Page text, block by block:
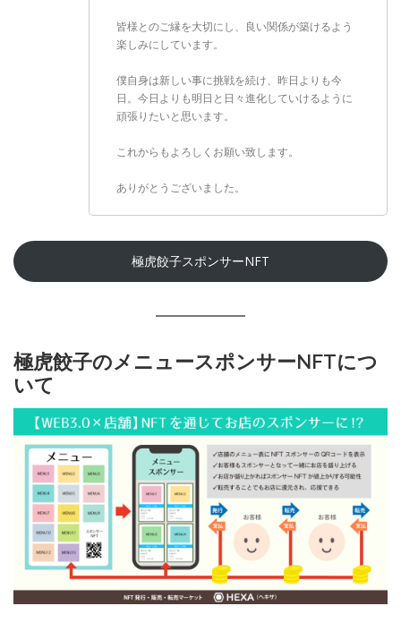
皆様とのご縁を大切にし、良い関係が築けるよう
楽しみにしています。
僕自身は新しい事に挑戦を続け、昨日よりも今
日。今日よりも明日と日々進化していけるように
頑張りたいと思います。
これからもよろしくお願い致します。
ありがとうございました。
極虎餃子スポンサーNFT
極虎餃子のメニュースポンサーNFTにつ
いて